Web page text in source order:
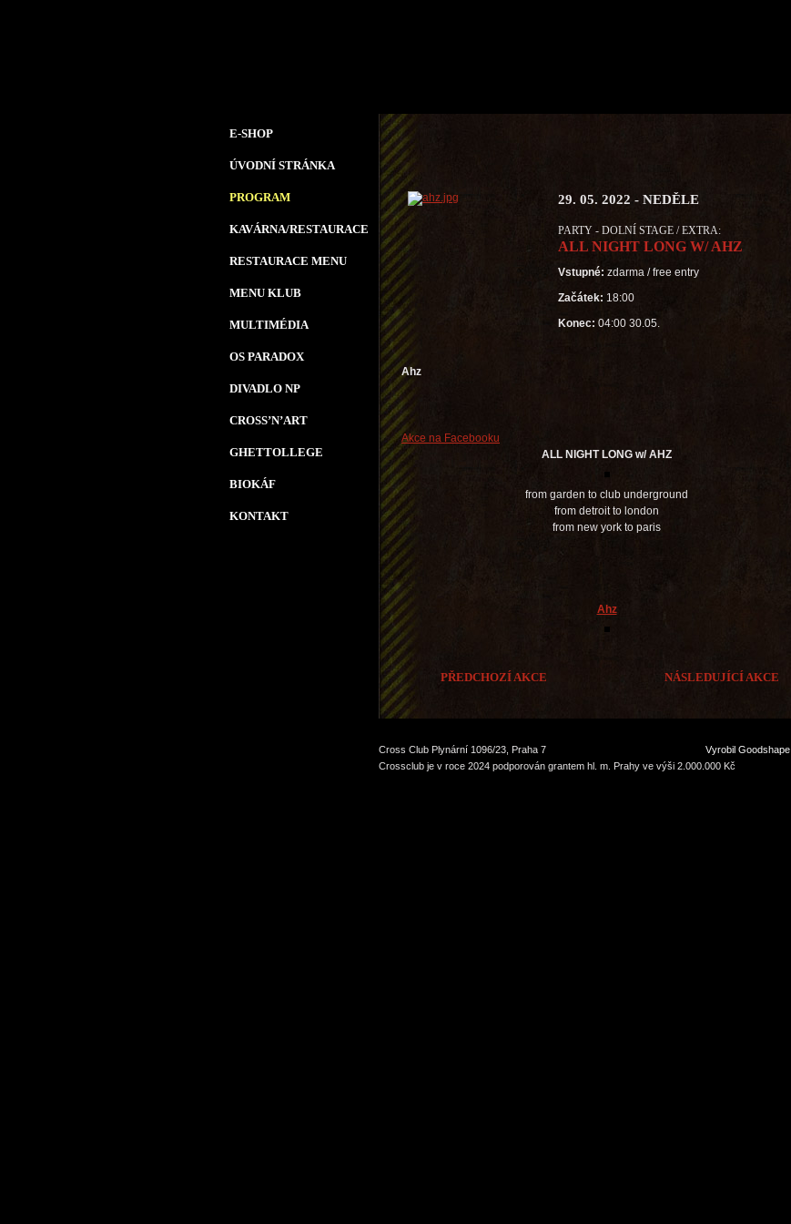
E-SHOP
ÚVODNÍ STRÁNKA
PROGRAM
KAVÁRNA/RESTAURACE
RESTAURACE MENU
MENU KLUB
MULTIMÉDIA
OS PARADOX
DIVADLO NP
CROSS’N’ART
GHETTOLLEGE
BIOKÁF
KONTAKT
29. 05. 2022 - NEDĚLE
PARTY - DOLNÍ STAGE / EXTRA:
ALL NIGHT LONG W/ AHZ
Vstupné: zdarma / free entry
Začátek: 18:00
Konec: 04:00 30.05.
Ahz
Akce na Facebooku
ALL NIGHT LONG w/ AHZ
from garden to club underground
from detroit to london
from new york to paris
Ahz
NÁSLEDUJÍCÍ AKCE
PŘEDCHOZÍ AKCE
Cross Club Plynární 1096/23, Praha 7 Vyrobil Goodshape
Crossclub je v roce 2024 podporován grantem hl. m. Prahy ve výši 2.000.000 Kč